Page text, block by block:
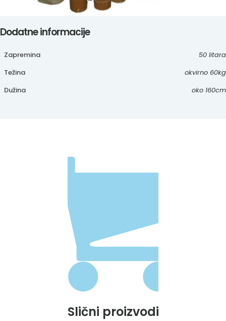
Dodatne informacije
Zapremina
50 litara
Težina
okvirno 60kg
Dužina
oko 160cm
Slični proizvodi